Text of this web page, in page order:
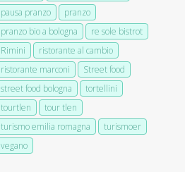
pausa pranzo
pranzo
pranzo bio a bologna
re sole bistrot
Rimini
ristorante al cambio
ristorante marconi
Street food
street food bologna
tortellini
tourtlen
tour tlen
turismo emilia romagna
turismoer
vegano